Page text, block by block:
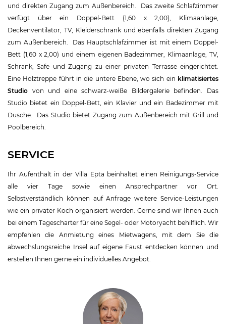
und direkten Zugang zum Außenbereich. Das zweite Schlafzimmer
verfügt über ein Doppel-Bett (1,60 x 2,00), Klimaanlage,
Deckenventilator, TV, Kleiderschrank und ebenfalls direkten Zugang
zum Außenbereich. Das Hauptschlafzimmer ist mit einem Doppel-
Bett (1,60 x 2,00) und einem eigenen Badezimmer, Klimaanlage, TV,
Schrank, Safe und Zugang zu einer privaten Terrasse eingerichtet.
Eine Holztreppe führt in die untere Ebene, wo sich ein klimatisiertes
Studio von und eine schwarz-weiße Bildergalerie befinden. Das
Studio bietet ein Doppel-Bett, ein Klavier und ein Badezimmer mit
Dusche. Das Studio bietet Zugang zum Außenbereich mit Grill und
Poolbereich.
SERVICE
Ihr Aufenthalt in der Villa Epta beinhaltet einen Reinigungs-Service
alle vier Tage sowie einen Ansprechpartner vor Ort.
Selbstverständlich können auf Anfrage weitere Service-Leistungen
wie ein privater Koch organisiert werden. Gerne sind wir Ihnen auch
bei einem Tagescharter für eine Segel- oder Motoryacht behilflich. Wir
empfehlen die Anmietung eines Mietwagens, mit dem Sie die
abwechslungsreiche Insel auf eigene Faust entdecken können und
erstellen Ihnen gerne ein individuelles Angebot.